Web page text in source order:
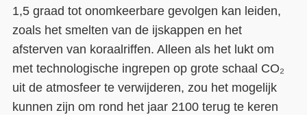
1,5 graad tot onomkeerbare gevolgen kan leiden,
zoals het smelten van de ijskappen en het
afsterven van koraalriffen. Alleen als het lukt om
met technologische ingrepen op grote schaal CO₂
uit de atmosfeer te verwijderen, zou het mogelijk
kunnen zijn om rond het jaar 2100 terug te keren